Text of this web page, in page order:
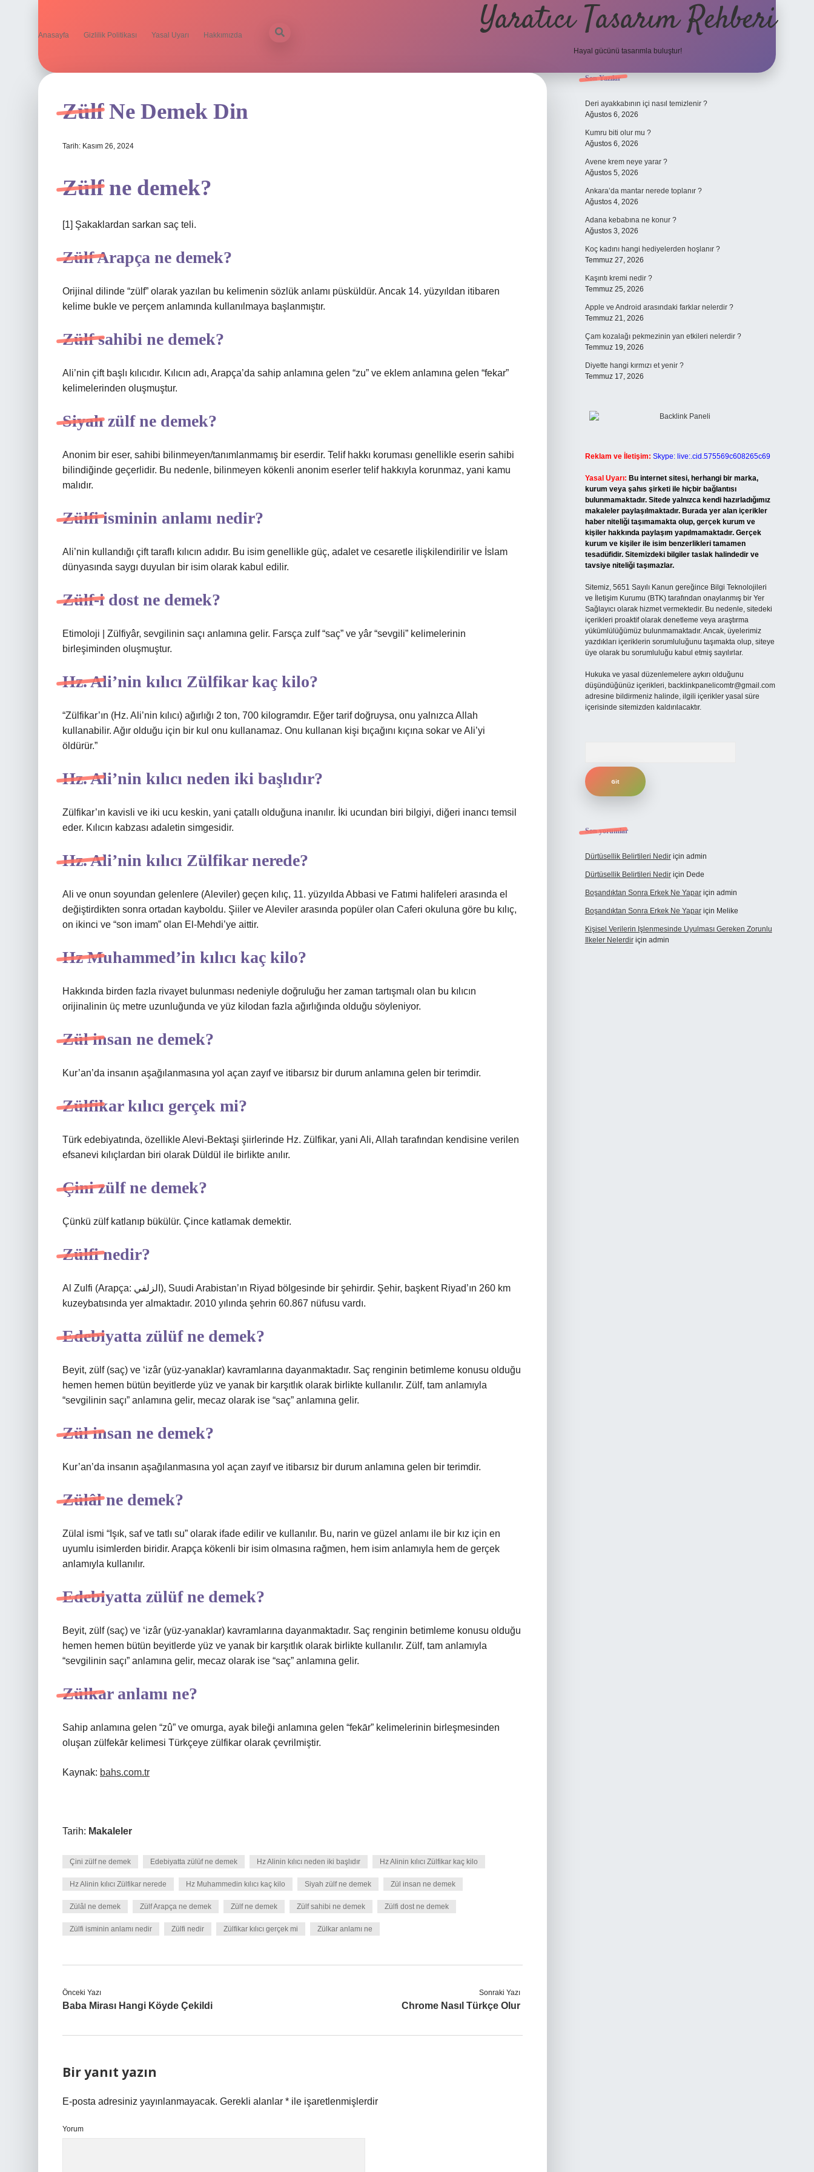
Anasayfa Gizlilik Politikası Yasal Uyarı Hakkımızda Yaratıcı Tasarım Rehberi
Hayal gücünü tasarımla buluştur!
Zülf Ne Demek Din
Tarih: Kasım 26, 2024
Zülf ne demek?
[1] Şakaklardan sarkan saç teli.
Zülf Arapça ne demek?
Orijinal dilinde “zülf” olarak yazılan bu kelimenin sözlük anlamı püsküldür. Ancak 14. yüzyıldan itibaren
kelime bukle ve perçem anlamında kullanılmaya başlanmıştır.
Zülf sahibi ne demek?
Ali’nin çift başlı kılıcıdır. Kılıcın adı, Arapça’da sahip anlamına gelen “zu” ve eklem anlamına gelen “fekar”
kelimelerinden oluşmuştur.
Siyah zülf ne demek?
Anonim bir eser, sahibi bilinmeyen/tanımlanmamış bir eserdir. Telif hakkı koruması genellikle eserin sahibi
bilindiğinde geçerlidir. Bu nedenle, bilinmeyen kökenli anonim eserler telif hakkıyla korunmaz, yani kamu
malıdır.
Zülfi isminin anlamı nedir?
Ali’nin kullandığı çift taraflı kılıcın adıdır. Bu isim genellikle güç, adalet ve cesaretle ilişkilendirilir ve İslam
dünyasında saygı duyulan bir isim olarak kabul edilir.
Zülf-i dost ne demek?
Etimoloji | Zülfiyâr, sevgilinin saçı anlamına gelir. Farsça zulf “saç” ve yâr “sevgili” kelimelerinin
birleşiminden oluşmuştur.
Hz. Ali’nin kılıcı Zülfikar kaç kilo?
“Zülfikar’ın (Hz. Ali’nin kılıcı) ağırlığı 2 ton, 700 kilogramdır. Eğer tarif doğruysa, onu yalnızca Allah
kullanabilir. Ağır olduğu için bir kul onu kullanamaz. Onu kullanan kişi bıçağını kıçına sokar ve Ali’yi
öldürür.”
Hz. Ali’nin kılıcı neden iki başlıdır?
Zülfikar’ın kavisli ve iki ucu keskin, yani çatallı olduğuna inanılır. İki ucundan biri bilgiyi, diğeri inancı temsil
eder. Kılıcın kabzası adaletin simgesidir.
Hz. Ali’nin kılıcı Zülfikar nerede?
Ali ve onun soyundan gelenlere (Aleviler) geçen kılıç, 11. yüzyılda Abbasi ve Fatımi halifeleri arasında el
değiştirdikten sonra ortadan kayboldu. Şiiler ve Aleviler arasında popüler olan Caferi okuluna göre bu kılıç,
on ikinci ve “son imam” olan El-Mehdi’ye aittir.
Hz Muhammed’in kılıcı kaç kilo?
Hakkında birden fazla rivayet bulunması nedeniyle doğruluğu her zaman tartışmalı olan bu kılıcın
orijinalinin üç metre uzunluğunda ve yüz kilodan fazla ağırlığında olduğu söyleniyor.
Zül insan ne demek?
Kur’an’da insanın aşağılanmasına yol açan zayıf ve itibarsız bir durum anlamına gelen bir terimdir.
Zülfikar kılıcı gerçek mi?
Türk edebiyatında, özellikle Alevi-Bektaşi şiirlerinde Hz. Zülfikar, yani Ali, Allah tarafından kendisine verilen
efsanevi kılıçlardan biri olarak Düldül ile birlikte anılır.
Çini zülf ne demek?
Çünkü zülf katlanıp bükülür. Çince katlamak demektir.
Zülfi nedir?
Al Zulfi (Arapça: الزلفي), Suudi Arabistan’ın Riyad bölgesinde bir şehirdir. Şehir, başkent Riyad’ın 260 km
kuzeybatısında yer almaktadır. 2010 yılında şehrin 60.867 nüfusu vardı.
Edebiyatta zülüf ne demek?
Beyit, zülf (saç) ve ‘izâr (yüz-yanaklar) kavramlarına dayanmaktadır. Saç renginin betimleme konusu olduğu
hemen hemen bütün beyitlerde yüz ve yanak bir karşıtlık olarak birlikte kullanılır. Zülf, tam anlamıyla
“sevgilinin saçı” anlamına gelir, mecaz olarak ise “saç” anlamına gelir.
Zül insan ne demek?
Kur’an’da insanın aşağılanmasına yol açan zayıf ve itibarsız bir durum anlamına gelen bir terimdir.
Zülâl ne demek?
Zülal ismi “Işık, saf ve tatlı su” olarak ifade edilir ve kullanılır. Bu, narin ve güzel anlamı ile bir kız için en
uyumlu isimlerden biridir. Arapça kökenli bir isim olmasına rağmen, hem isim anlamıyla hem de gerçek
anlamıyla kullanılır.
Edebiyatta zülüf ne demek?
Beyit, zülf (saç) ve ‘izâr (yüz-yanaklar) kavramlarına dayanmaktadır. Saç renginin betimleme konusu olduğu
hemen hemen bütün beyitlerde yüz ve yanak bir karşıtlık olarak birlikte kullanılır. Zülf, tam anlamıyla
“sevgilinin saçı” anlamına gelir, mecaz olarak ise “saç” anlamına gelir.
Zülkar anlamı ne?
Sahip anlamına gelen “zû” ve omurga, ayak bileği anlamına gelen “fekār” kelimelerinin birleşmesinden
oluşan zülfekār kelimesi Türkçeye zülfikar olarak çevrilmiştir.
Kaynak: bahs.com.tr
Tarih: Makaleler
Çini zülf ne demek Edebiyatta zülüf ne demek Hz Alinin kılıcı neden iki başlıdır Hz Alinin kılıcı Zülfikar kaç kilo
Hz Alinin kılıcı Zülfikar nerede Hz Muhammedin kılıcı kaç kilo Siyah zülf ne demek Zül insan ne demek
Zülâl ne demek Zülf Arapça ne demek Zülf ne demek Zülf sahibi ne demek Zülfi dost ne demek
Zülfi isminin anlamı nedir Zülfi nedir Zülfikar kılıcı gerçek mi Zülkar anlamı ne
Önceki Yazı
Baba Mirası Hangi Köyde Çekildi
Sonraki Yazı
Chrome Nasıl Türkçe Olur
Bir yanıt yazın
E-posta adresiniz yayınlanmayacak. Gerekli alanlar * ile işaretlenmişlerdir
Yorum
Sidebar
Son Yazılar
Deri ayakkabının içi nasıl temizlenir ?
Ağustos 6, 2026
Kumru biti olur mu ?
Ağustos 6, 2026
Avene krem neye yarar ?
Ağustos 5, 2026
Ankara’da mantar nerede toplanır ?
Ağustos 4, 2026
Adana kebabına ne konur ?
Ağustos 3, 2026
Koç kadını hangi hediyelerden hoşlanır ?
Temmuz 27, 2026
Kaşıntı kremi nedir ?
Temmuz 25, 2026
Apple ve Android arasındaki farklar nelerdir ?
Temmuz 21, 2026
Çam kozalağı pekmezinin yan etkileri nelerdir ?
Temmuz 19, 2026
Diyette hangi kırmızı et yenir ?
Temmuz 17, 2026
Reklam ve İletişim: Skype: live:.cid.575569c608265c69
Yasal Uyarı: Bu internet sitesi, herhangi bir marka,
kurum veya şahıs şirketi ile hiçbir bağlantısı
bulunmamaktadır. Sitede yalnızca kendi hazırladığımız
makaleler paylaşılmaktadır. Burada yer alan içerikler
haber niteliği taşımamakta olup, gerçek kurum ve
kişiler hakkında paylaşım yapılmamaktadır. Gerçek
kurum ve kişiler ile isim benzerlikleri tamamen
tesadüfidir. Sitemizdeki bilgiler taslak halindedir ve
tavsiye niteliği taşımazlar.
Sitemiz, 5651 Sayılı Kanun gereğince Bilgi Teknolojileri
ve İletişim Kurumu (BTK) tarafından onaylanmış bir Yer
Sağlayıcı olarak hizmet vermektedir. Bu nedenle, sitedeki
içerikleri proaktif olarak denetleme veya araştırma
yükümlülüğümüz bulunmamaktadır. Ancak, üyelerimiz
yazdıkları içeriklerin sorumluluğunu taşımakta olup, siteye
üye olarak bu sorumluluğu kabul etmiş sayılırlar.
Hukuka ve yasal düzenlemelere aykırı olduğunu
düşündüğünüz içerikleri, backlinkpanelicomtr@gmail.com
adresine bildirmeniz halinde, ilgili içerikler yasal süre
içerisinde sitemizden kaldırılacaktır.
Son yorumlar
Dürtüsellik Belirtileri Nediriçin admin
Dürtüsellik Belirtileri Nediriçin Dede
Boşandıktan Sonra Erkek Ne Yapariçin admin
Boşandıktan Sonra Erkek Ne Yapariçin Melike
Kişisel Verilerin Işlenmesinde Uyulması Gereken Zorunlu
Ilkeler Nelerdiriçin admin